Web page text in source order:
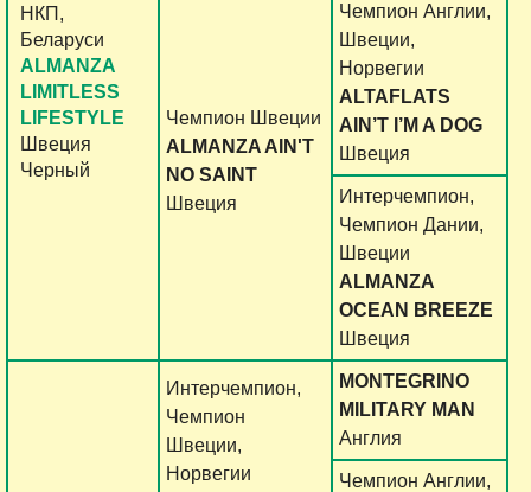
НКП,
Беларуси
ALMANZA
LIMITLESS
LIFESTYLE
Швеция
Черный
Чемпион Швеции
ALMANZA AIN'T
NO SAINT
Швеция
Чемпион Англии,
Швеции,
Норвегии
ALTAFLATS
AIN’T I’M A DOG
Швеция
Интерчемпион,
Чемпион Дании,
Швеции
ALMANZA
OCEAN BREEZE
Швеция
Интерчемпион,
Чемпион
Швеции,
Норвегии
MONTEGRINO
MILITARY MAN
Англия
Чемпион Англии,